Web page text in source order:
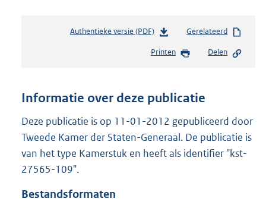
Authentieke versie (PDF)b
s
n
s
r
o
Gerelateerd
Printen Delen
Informatie over deze publicatie
Deze publicatie is op 11-01-2012 gepubliceerd door
Tweede Kamer der Staten-Generaal. De publicatie is
van het type Kamerstuk en heeft als identifier "kst-
27565-109".
Bestandsformaten